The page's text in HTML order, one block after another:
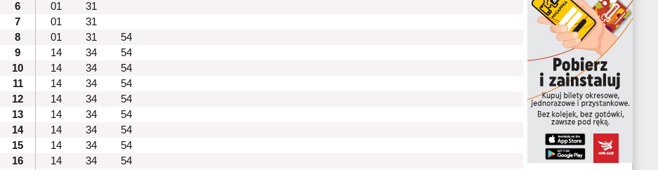
6
01
31
7
01
31
8
01 31
54
9
14 34
54
10
14 34
54
11
14 34
54
12
14 34
54
13
14 34
54
14
14 34
54
15
14 34
54
16
14 34
54